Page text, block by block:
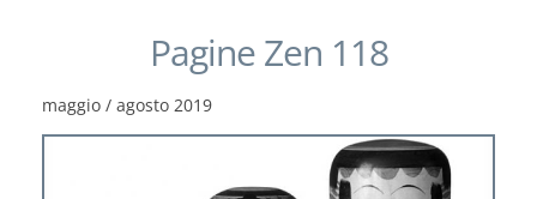
Pagine Zen 118
maggio / agosto 2019